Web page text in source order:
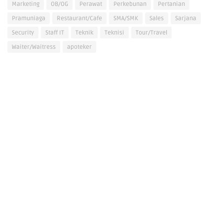
Marketing
OB/OG Perawat Perkebunan
Pertanian
Pramuniaga
Restaurant/Cafe SMA/SMK Sales
Sarjana
Security
Staff IT Teknik Teknisi
Tour/Travel
Waiter/Waitress
apoteker